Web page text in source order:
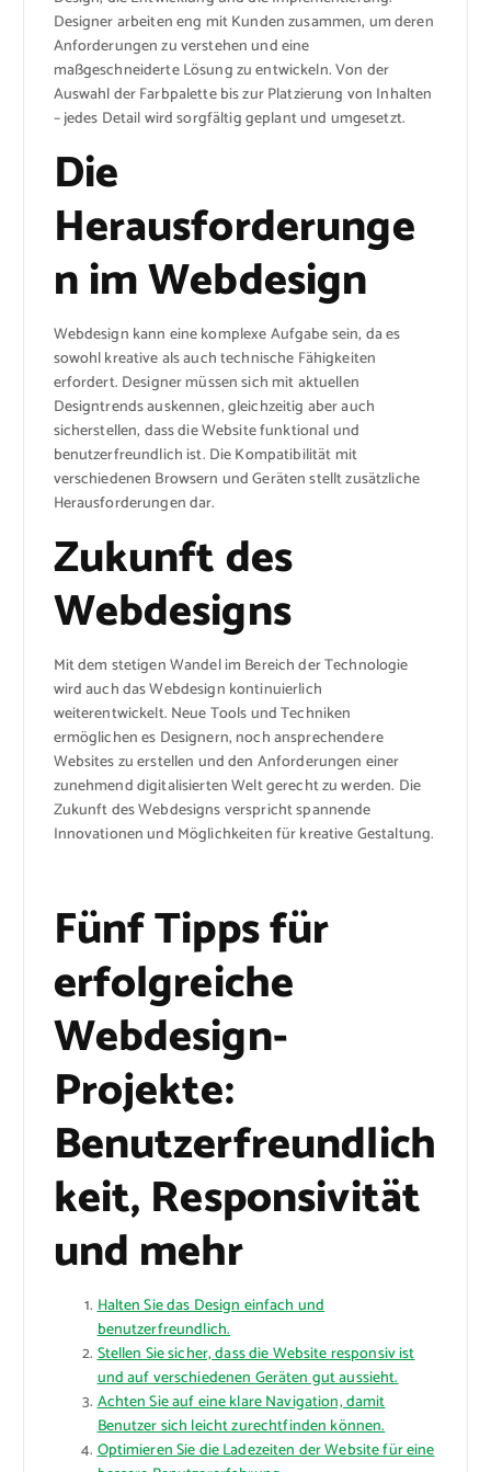
Designer arbeiten eng mit Kunden zusammen, um deren
Anforderungen zu verstehen und eine
maßgeschneiderte Lösung zu entwickeln. Von der
Auswahl der Farbpalette bis zur Platzierung von Inhalten
– jedes Detail wird sorgfältig geplant und umgesetzt.
Die
Herausforderunge
n im Webdesign
Webdesign kann eine komplexe Aufgabe sein, da es
sowohl kreative als auch technische Fähigkeiten
erfordert. Designer müssen sich mit aktuellen
Designtrends auskennen, gleichzeitig aber auch
sicherstellen, dass die Website funktional und
benutzerfreundlich ist. Die Kompatibilität mit
verschiedenen Browsern und Geräten stellt zusätzliche
Herausforderungen dar.
Zukunft des
Webdesigns
Mit dem stetigen Wandel im Bereich der Technologie
wird auch das Webdesign kontinuierlich
weiterentwickelt. Neue Tools und Techniken
ermöglichen es Designern, noch ansprechendere
Websites zu erstellen und den Anforderungen einer
zunehmend digitalisierten Welt gerecht zu werden. Die
Zukunft des Webdesigns verspricht spannende
Innovationen und Möglichkeiten für kreative Gestaltung.
Fünf Tipps für
erfolgreiche
Webdesign-
Projekte:
Benutzerfreundlich
keit, Responsivität
und mehr
Halten Sie das Design einfach und
benutzerfreundlich.
Stellen Sie sicher, dass die Website responsiv ist
und auf verschiedenen Geräten gut aussieht.
Achten Sie auf eine klare Navigation, damit
Benutzer sich leicht zurechtfinden können.
Optimieren Sie die Ladezeiten der Website für eine